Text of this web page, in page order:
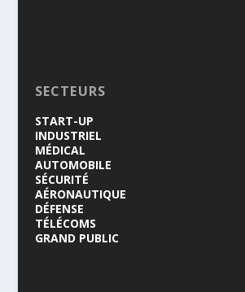
SECTEURS
START-UP
INDUSTRIEL
MÉDICAL
AUTOMOBILE
SÉCURITÉ
AÉRONAUTIQUE
DÉFENSE
TÉLÉCOMS
GRAND PUBLIC